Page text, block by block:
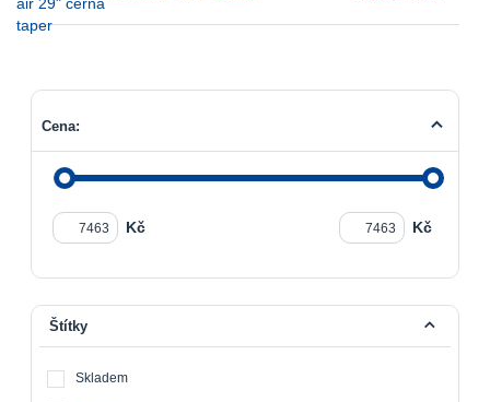
Cena:
Kč Kč
Štítky
Skladem